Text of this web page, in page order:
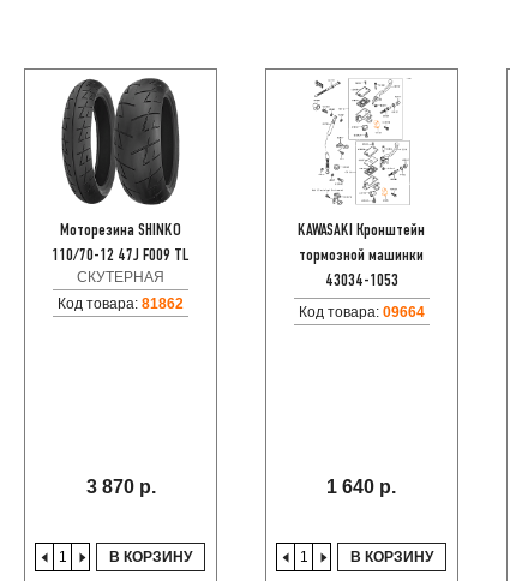
Моторезина SHINKO
110/70-12 47J F009 TL
СКУТЕРНАЯ
Код товара:81862
3 870 р.
В КОРЗИНУ
KAWASAKI Кронштейн
тормозной машинки
43034-1053
Код товара: 09664
1 640 р.
В КОРЗИНУ